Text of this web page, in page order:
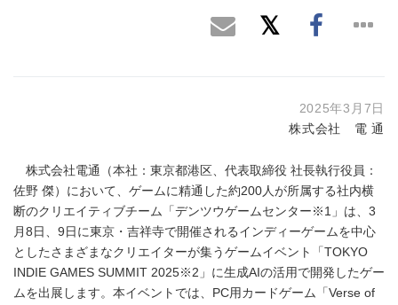
2025年3月7日
株式会社 電 通
株式会社電通（本社：東京都港区、代表取締役 社長執行役員：
佐野 傑）において、ゲームに精通した約200人が所属する社内横
断のクリエイティブチーム「デンツウゲームセンター※1」は、3
月8日、9日に東京・吉祥寺で開催されるインディーゲームを中心
としたさまざまなクリエイターが集うゲームイベント「TOKYO
INDIE GAMES SUMMIT 2025※2」に生成AIの活用で開発したゲー
ムを出展します。本イベントでは、PC用カードゲーム「Verse of